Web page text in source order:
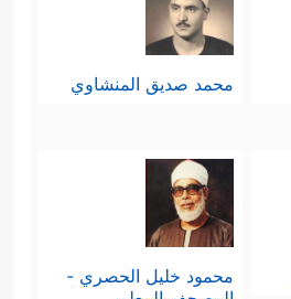
محمد صديق المنشاوي
محمود خليل الحصري -